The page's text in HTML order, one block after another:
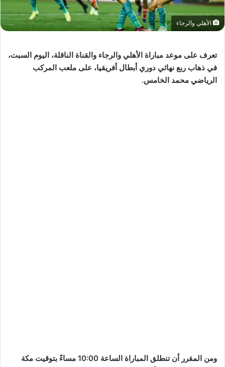
الأهلي والرجاء
تعرف على موعد مباراة الأهلي والرجاء والقناة الناقلة، اليوم السبت،
في ذهاب ربع نهائي دوري أبطال أفريقيا، على ملعب المركب
الرياضي محمد الخامس.
ومن المقرر أن تنطلق المباراة الساعة 10:00 مساءً بتوقيت مكة